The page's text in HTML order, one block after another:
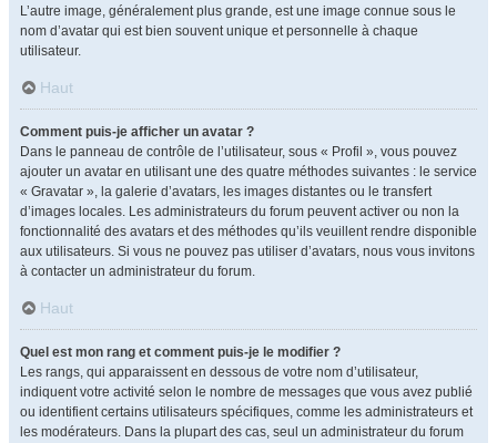
L’autre image, généralement plus grande, est une image connue sous le
nom d’avatar qui est bien souvent unique et personnelle à chaque
utilisateur.
Haut
Comment puis-je afficher un avatar ?
Dans le panneau de contrôle de l’utilisateur, sous « Profil », vous pouvez
ajouter un avatar en utilisant une des quatre méthodes suivantes : le service
« Gravatar », la galerie d’avatars, les images distantes ou le transfert
d’images locales. Les administrateurs du forum peuvent activer ou non la
fonctionnalité des avatars et des méthodes qu’ils veuillent rendre disponible
aux utilisateurs. Si vous ne pouvez pas utiliser d’avatars, nous vous invitons
à contacter un administrateur du forum.
Haut
Quel est mon rang et comment puis-je le modifier ?
Les rangs, qui apparaissent en dessous de votre nom d’utilisateur,
indiquent votre activité selon le nombre de messages que vous avez publié
ou identifient certains utilisateurs spécifiques, comme les administrateurs et
les modérateurs. Dans la plupart des cas, seul un administrateur du forum